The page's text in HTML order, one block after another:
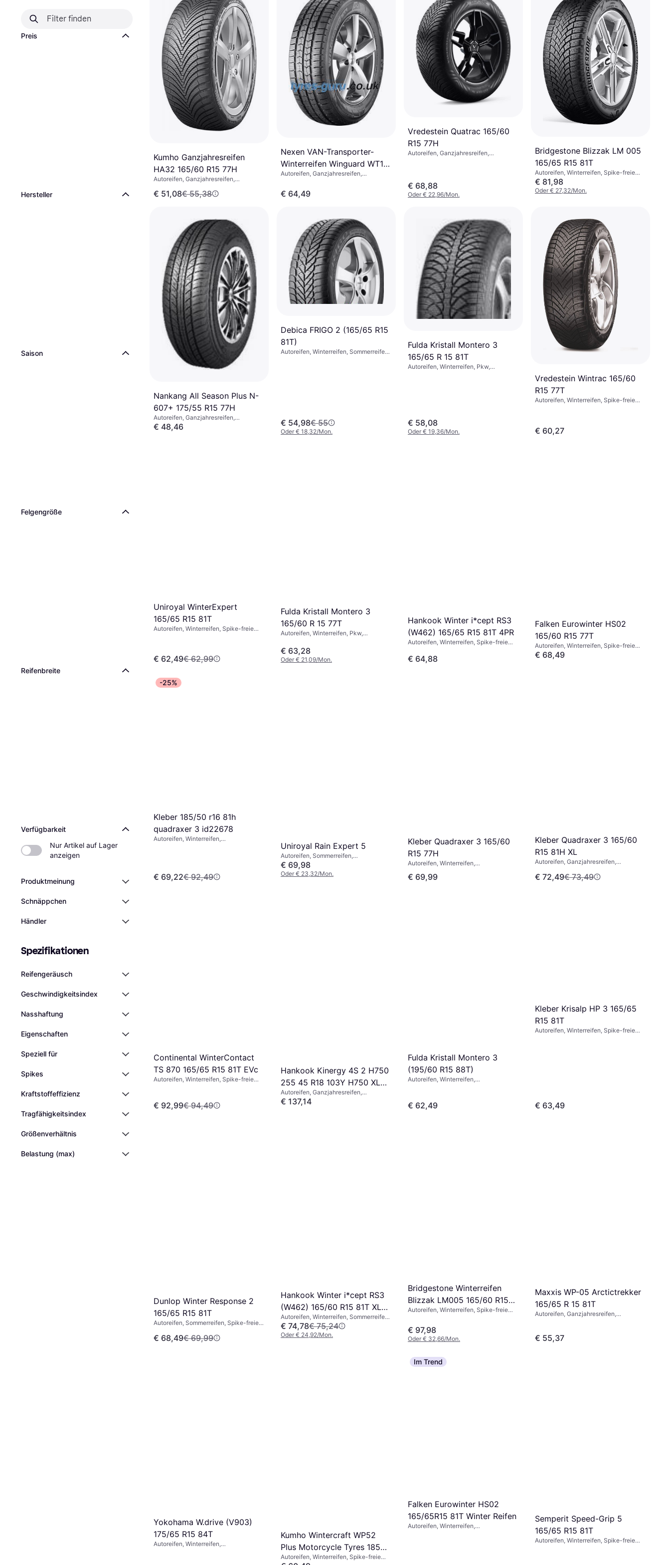
Preis
Hersteller
Saison
Felgengröße
Reifenbreite
Verfügbarkeit
Nur Artikel auf Lager
anzeigen
Produktmeinung
Schnäppchen
Händler
Spezifikationen
Reifengeräusch
Geschwindigkeitsindex
Nasshaftung
Eigen­schaften
Speziell für
Spikes
Kraftstoffeffizienz
Tragfähigkeitsindex
Größenverhältnis
Belastung (max)
Kumho Ganzjahresreifen
HA32 165/60 R15 77H
Autoreifen, Ganzjahresreifen,
Größenverhältnis 60 %,
€ 51,08€ 55,38
Nexen VAN-Transporter-
Winterreifen Winguard WT1
165/70 R14C 89R
Autoreifen, Ganzjahresreifen,
Leichter Lkw (C-Reifen), Pkw,
Größenverhältnis 75 %, 60 %, 65 %, 70
€ 64,49
Vredestein Quatrac 165/60
R15 77H
Autoreifen, Ganzjahresreifen,
€ 68,88
Oder € 22,96/Mon.
Bridgestone Blizzak LM 005
165/65 R15 81T
Autoreifen, Winterreifen, Spike-freie
Reifen, Größenverhältnis 65 %,
Geschwindigkeitsindex T (190 km/h)
€ 81,98
Oder € 27,32/Mon.
Nankang All Season Plus N-
607+ 175/55 R15 77H
Autoreifen, Ganzjahresreifen,
Sommerreifen, Spike-freie Reifen, Pkw,
Größenverhältnis 55 %, 65 %,
€ 48,46
Debica FRIGO 2 (165/65 R15
81T)
Autoreifen, Winterreifen, Sommerreifen,
€ 54,98€ 55
Oder € 18,32/Mon.
Fulda Kristall Montero 3
165/65 R 15 81T
Autoreifen, Winterreifen, Pkw,
€ 58,08
Oder € 19,36/Mon.
Vredestein Wintrac 165/60
R15 77T
Autoreifen, Winterreifen, Spike-freie
€ 60,27
Uniroyal WinterExpert
165/65 R15 81T
Autoreifen, Winterreifen, Spike-freie
€ 62,49€ 62,99
Fulda Kristall Montero 3
165/60 R 15 77T
Autoreifen, Winterreifen, Pkw,
Geschwindigkeitsindex T (190 km/h)
€ 63,28
Oder € 21,09/Mon.
Hankook Winter i*cept RS3
(W462) 165/65 R15 81T 4PR
Autoreifen, Winterreifen, Spike-freie
Geschwindigkeitsindex T (190 km/h)
€ 64,88
Falken Eurowinter HS02
165/60 R15 77T
Autoreifen, Winterreifen, Spike-freie
Reifen, Pkw, Größenverhältnis 65 %, 55
%, 60 %, 45 %, 70 %,
€ 68,49
-25%
Kleber 185/50 r16 81h
quadraxer 3 id22678
Autoreifen, Winterreifen,
€ 69,22€ 92,49
Uniroyal Rain Expert 5
Autoreifen, Sommerreifen,
Ganzjahresreifen, Winterreifen, Spike-
freie Reifen, SUV, Pkw,
€ 69,98
Oder € 23,32/Mon.
Kleber Quadraxer 3 165/60
R15 77H
Autoreifen, Winterreifen,
Pkw, Größenverhältnis 60 %,
€ 69,99
Kleber Quadraxer 3 165/60
R15 81H XL
Autoreifen, Ganzjahresreifen,
Größenverhältnis 60 %,
€ 72,49€ 73,49
Continental WinterContact
TS 870 165/65 R15 81T EVc
Autoreifen, Winterreifen, Spike-freie
€ 92,99€ 94,49
Hankook Kinergy 4S 2 H750
255 45 R18 103Y H750 XL
Set
Autoreifen, Ganzjahresreifen,
Winterreifen, Spike-freie Reifen, Pkw,
Seal Technology, Größenverhältnis 45
€ 137,14
Fulda Kristall Montero 3
(195/60 R15 88T)
Autoreifen, Winterreifen,
€ 62,49
Kleber Krisalp HP 3 165/65
R15 81T
Autoreifen, Winterreifen, Spike-freie
€ 63,49
Dunlop Winter Response 2
165/65 R15 81T
Autoreifen, Sommerreifen, Spike-freie
Geschwindigkeitsindex T (190 km/h)
€ 68,49€ 69,99
Hankook Winter i*cept RS3
(W462) 165/60 R15 81T XL
4PR
Autoreifen, Winterreifen, Sommerreifen,
Spike-freie Reifen, Pkw,
Größenverhältnis 60 %,
€ 74,78€ 75,24
Oder € 24,92/Mon.
Bridgestone Winterreifen
Blizzak LM005 165/60 R15
81T
Autoreifen, Winterreifen, Spike-freie
Geschwindigkeitsindex T (190 km/h), V
(240 km/h)
€ 97,98
Oder € 32,66/Mon.
Maxxis WP-05 Arctictrekker
165/65 R 15 81T
Autoreifen, Ganzjahresreifen,
Geschwindigkeitsindex T (190 km/h)
€ 55,37
Yokohama W.drive (V903)
175/65 R15 84T
Autoreifen, Winterreifen,
Kumho Wintercraft WP52
Plus Motorcycle Tyres 185
55 R15 82 T
Autoreifen, Winterreifen, Spike-freie
Im Trend
Falken Eurowinter HS02
165/65R15 81T Winter Reifen
Autoreifen, Winterreifen,
Semperit Speed-Grip 5
165/65 R15 81T
Autoreifen, Winterreifen, Spike-freie